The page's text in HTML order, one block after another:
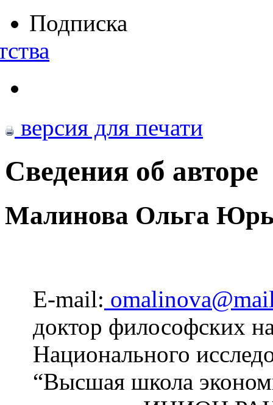
Подписка
версия для печати
Сведения об авторе
Малинова Ольга
E-mail:
доктор философских
Национального
“Высшая школа